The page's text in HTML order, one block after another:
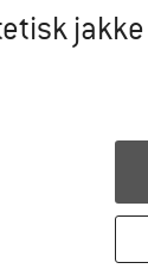
jakke